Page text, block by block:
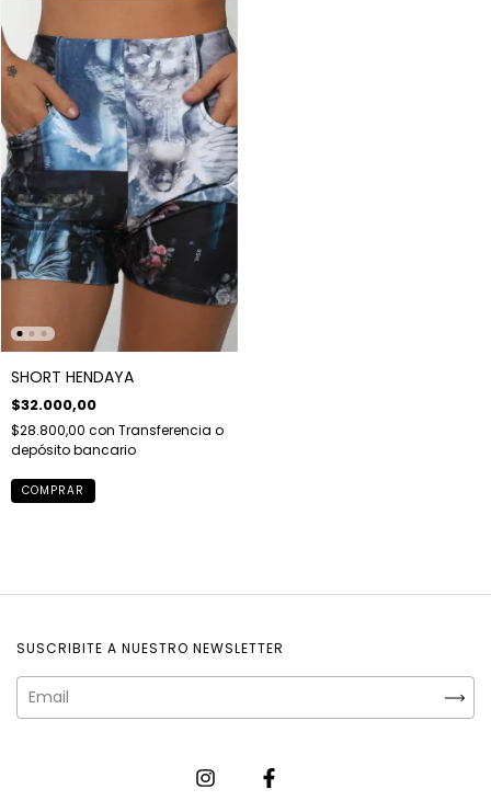
SHORT HENDAYA
$32.000,00
$28.800,00 con Transferencia o
depósito bancario
COMPRAR
SUSCRIBITE A NUESTRO NEWSLETTER